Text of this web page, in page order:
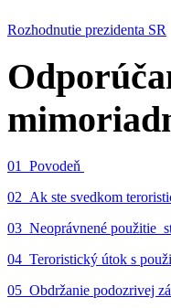
Rozhodnutie prezidenta SR
01_Povodeň
02_Ak ste svedkom
03_Neoprávnené použitie
04_Teroristický útok s
05_Obdržanie podozrivej